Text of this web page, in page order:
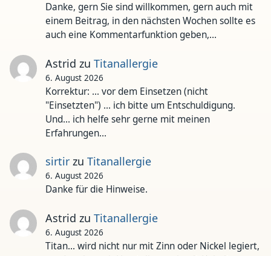
Danke, gern Sie sind willkommen, gern auch mit
einem Beitrag, in den nächsten Wochen sollte es
auch eine Kommentarfunktion geben,…
Astrid zu Titanallergie
6. August 2026
Korrektur: ... vor dem Einsetzen (nicht
"Einsetzten") ... ich bitte um Entschuldigung.
Und... ich helfe sehr gerne mit meinen
Erfahrungen…
sirtirzu Titanallergie
6. August 2026
Danke für die Hinweise.
Astrid zu Titanallergie
6. August 2026
Titan... wird nicht nur mit Zinn oder Nickel legiert,